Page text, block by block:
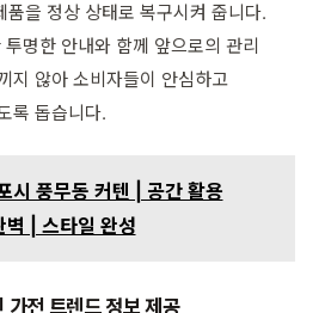
품을 정상 상태로 복구시켜 줍니다.
명한 안내와 함께 앞으로의 관리
지 않아 소비자들이 안심하고
록 돕습니다.
시 풍무동 커텐 | 공간 활용
| 스타일 완성
가전 트렌드 정보 제공